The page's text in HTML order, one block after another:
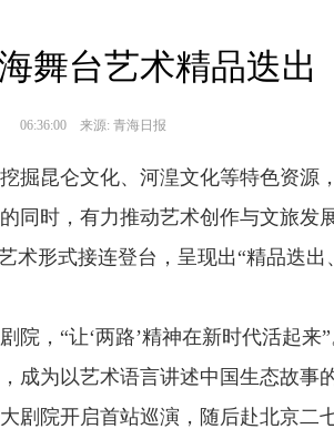
舞台艺术精品迭出
06:36:00 来源: 青海日报
昆仑文化、河湟文化等特色资源
同时，有力推动艺术创作与文旅发
术形式接连登台，呈现出“精品迭
，“让‘两路’精神在新时代活起来”
成为以艺术语言讲述中国生态故事
剧院开启首站巡演，随后赴北京二